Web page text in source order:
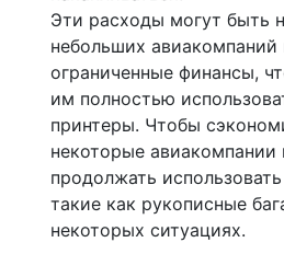
Эти расходы могут быть
небольших авиакомпаний
ограниченные финансы,
им полностью
принтеры. Чтобы
некоторые авиакомпании
продолжать
такие как рукописные
некоторых ситуациях.